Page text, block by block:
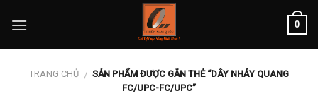
0
TRANG CHỦ / SẢN PHẨM ĐƯỢC GẮN THẺ “DÂY NHẢY QUANG
FC/UPC-FC/UPC”